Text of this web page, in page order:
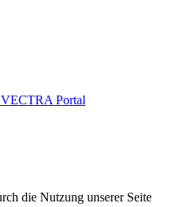
VECTRA Portal
die Nutzung unserer Seite